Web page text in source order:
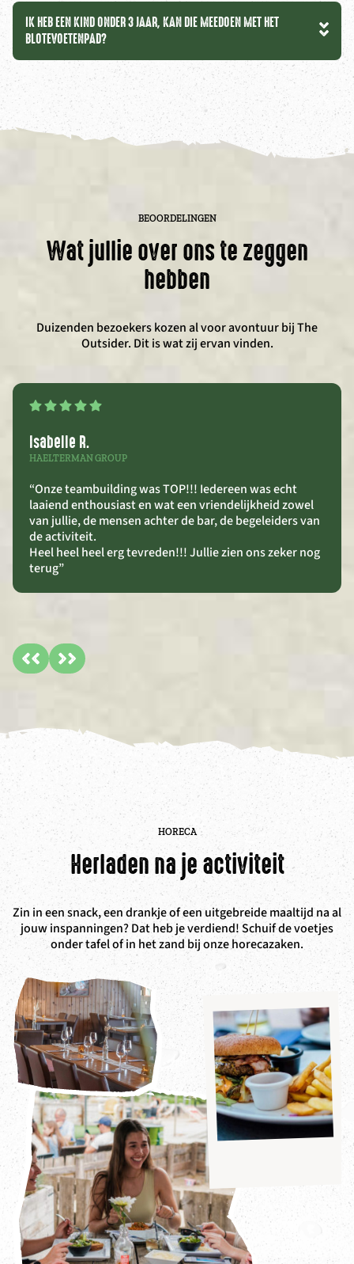
IK HEB EEN KIND ONDER 3 JAAR, KAN DIE MEEDOEN MET HET
BLOTEVOETENPAD?
BEOORDELINGEN
Wat jullie over ons te zeggen
hebben
Duizenden bezoekers kozen al voor avontuur bij The
Outsider. Dit is wat zij ervan vinden.
Isabelle R.
HAELTERMAN GROUP
“Onze teambuilding was TOP!!! Iedereen was echt
laaiend enthousiast en wat een vriendelijkheid zowel
van jullie, de mensen achter de bar, de begeleiders van
de activiteit.
Heel heel heel erg tevreden!!! Jullie zien ons zeker nog
terug”
HORECA
Herladen na je activiteit
Zin in een snack, een drankje of een uitgebreide maaltijd na al
jouw inspanningen? Dat heb je verdiend! Schuif de voetjes
onder tafel of in het zand bij onze horecazaken.